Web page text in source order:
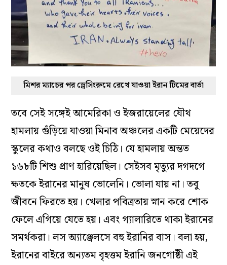
মিশর ম্যাচের পর ড্রেসিংরুমে রেখে যাওয়া ইরান টিমের বার্তা
তবে সেই সঙ্গেই আমেরিকা ও ইজরায়েলের যৌথ
হামলায় গুঁড়িয়ে যাওয়া মিনাব অঞ্চলের একটি মেয়েদের
স্কুলের কথাও বলছে ওই চিঠি। যে হামলায় অন্তত
১৬৮টি শিশু প্রাণ হারিয়েছিল। সেইসব মৃত্যুর দগদগে
ক্ষতকে ইরানের মানুষ ভোলেনি। ভোলা যায় না। তবু
জীবনে ফিরতে হয়। খেলার পবিত্রতায় স্নান করে শোক
ফেলে এগিয়ে যেতে হয়। এবং গ্যালারিতে থাকা ইরানের
সমর্থকরা। লস অ্যাঞ্জেলসে বহু ইরানির বাস। বলা হয়,
ইরানের বাইরে অন্যতম বৃহত্তম ইরানি জনগোষ্ঠী এই